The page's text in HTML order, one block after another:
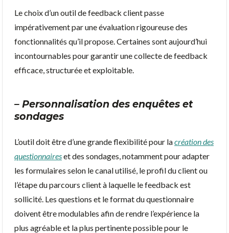
Le choix d’un outil de feedback client passe
impérativement par une évaluation rigoureuse des
fonctionnalités qu’il propose. Certaines sont aujourd’hui
incontournables pour garantir une collecte de feedback
efficace, structurée et exploitable.
– Personnalisation des enquêtes et
sondages
L’outil doit être d’une grande flexibilité pour lacréation des
questionnaireset des sondages, notamment pour adapter
les formulaires selon le canal utilisé, le profil du client ou
l’étape du parcours client à laquelle le feedback est
sollicité. Les questions et le format du questionnaire
doivent être modulables afin de rendre l’expérience la
plus agréable et la plus pertinente possible pour le